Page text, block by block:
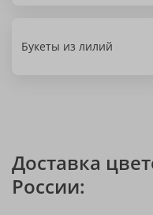
Букеты из лилий
Доставка
России: